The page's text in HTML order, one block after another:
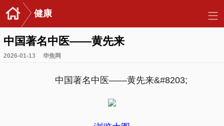
健康
中国著名中医——黄先来
2026-01-13 华焦网
中国著名中医——黄先来&#8203;